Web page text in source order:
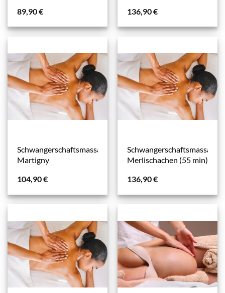
89,90€ 136,90€
Schwangerschaftsmassage
Martigny
104,90€
Schwangerschaftsmassage
Merlischachen (55 min)
136,90€